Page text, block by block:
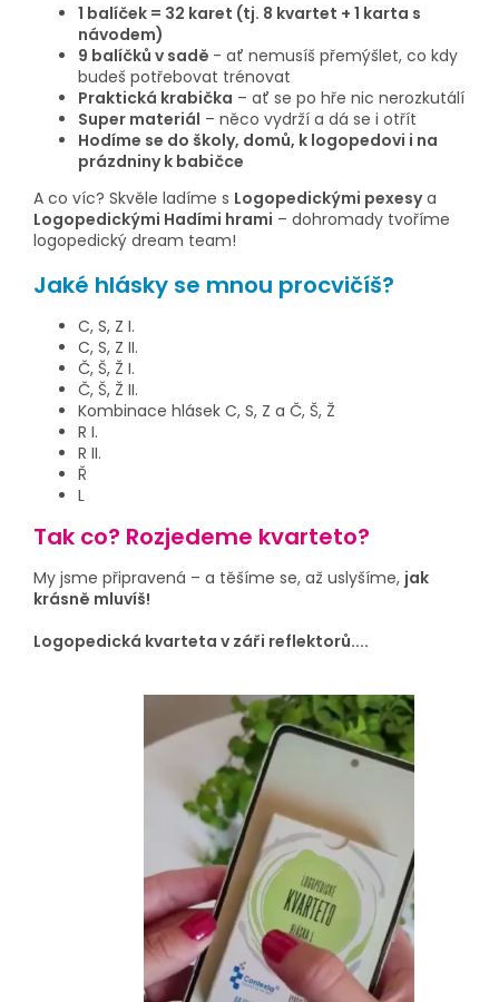
1 balíček = 32 karet (tj. 8 kvartet + 1 karta s
návodem)
9 balíčků v sadě - ať nemusíš přemýšlet, co kdy
budeš potřebovat trénovat
Praktická krabička – ať se po hře nic nerozkutálí
Super materiál – něco vydrží a dá se i otřít
Hodíme se do školy, domů, k logopedovi i na
prázdniny k babičce
A co víc? Skvěle ladíme s Logopedickými pexesya
Logopedickými Hadími hrami – dohromady tvoříme
logopedický dream team!
Jaké hlásky se mnou procvičíš?
C, S, Z I.
C, S, Z II.
Č, Š, Ž I.
Č, Š, Ž II.
Kombinace hlásek C, S, Z a Č, Š, Ž
R I.
R II.
Ř
L
Tak co? Rozjedeme kvarteto?
My jsme připravená – a těšíme se, až uslyšíme, jak
krásně mluvíš!
Logopedická kvarteta v záři reflektorů....